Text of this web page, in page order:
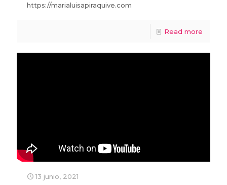
https://marialuisapiraquive.com
Read more
13 junio, 2021